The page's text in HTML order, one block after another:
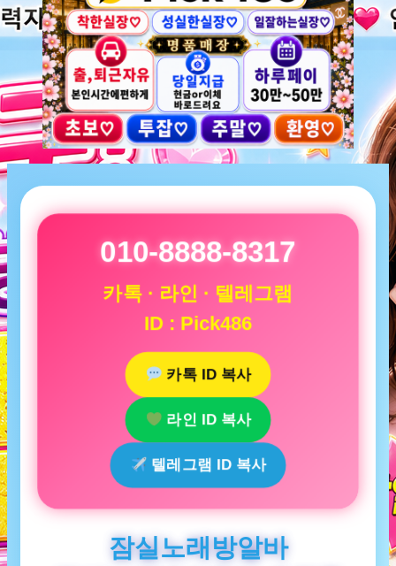
010-8888-8317
카톡 · 라인 · 텔레그램
ID : Pick486
카톡 ID 복사
라인 ID 복사
텔레그램 ID 복사
잠실노래방알바